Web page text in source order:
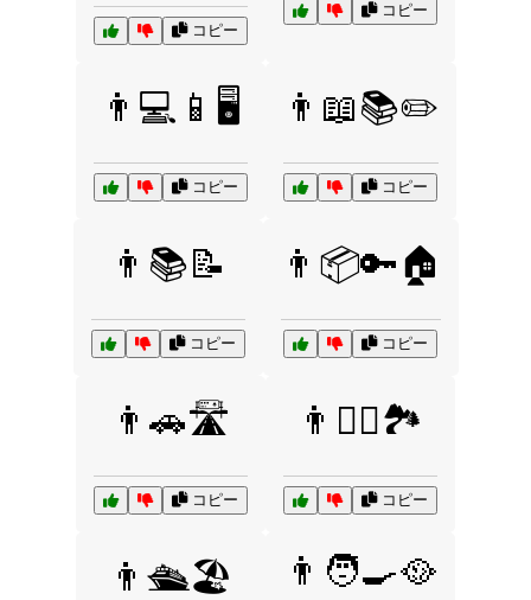
コピー
コピー
👨💻📱🖥️
コピー
👨📖📚✏️
コピー
👨📚📝
コピー
👨📦🔑🏠
コピー
👨🚗🛣️
コピー
👨🚴‍♂️🏞️
コピー
👨🛳️🏖️ 👨🧑‍🍳🥘